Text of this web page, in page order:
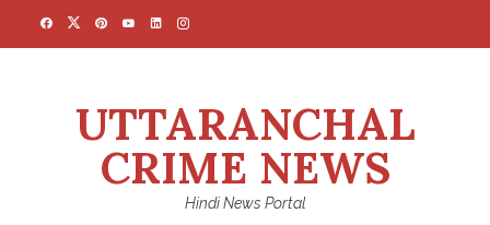
UTTARANCHAL
CRIME NEWS
Hindi News Portal